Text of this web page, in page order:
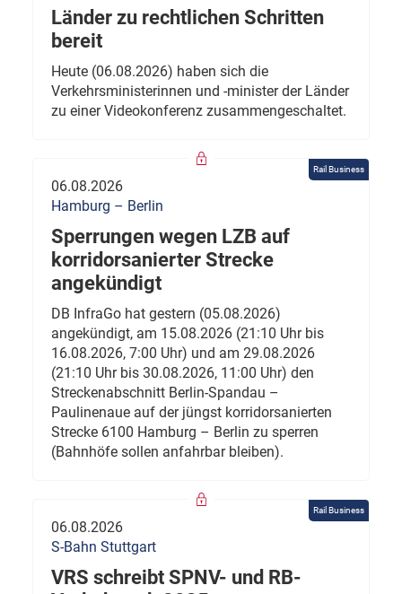
Länder zu rechtlichen Schritten
bereit
Heute (06.08.2026) haben sich die
Verkehrsministerinnen und -minister der Länder
zu einer Videokonferenz zusammengeschaltet.
Rail Business
06.08.2026
Hamburg – Berlin
Sperrungen wegen LZB auf
korridorsanierter Strecke
angekündigt
DB InfraGo hat gestern (05.08.2026)
angekündigt, am 15.08.2026 (21:10 Uhr bis
16.08.2026, 7:00 Uhr) und am 29.08.2026
(21:10 Uhr bis 30.08.2026, 11:00 Uhr) den
Streckenabschnitt Berlin-Spandau –
Paulinenaue auf der jüngst korridorsanierten
Strecke 6100 Hamburg – Berlin zu sperren
(Bahnhöfe sollen anfahrbar bleiben).
Rail Business
06.08.2026
S-Bahn Stuttgart
VRS schreibt SPNV- und RB-